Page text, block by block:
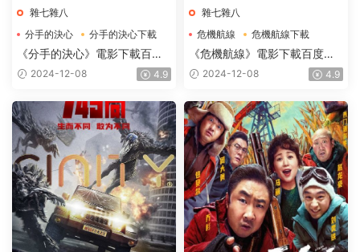
雜七雜八
分手的決心
分手的決心下載
分手的決心電影下載
《分手的決心》電影下載百度
網盤2022_BD韓語中字2GB
2024-12-08 4.9
雜七雜八
危機航線
危機航線下載
危機航線電影下載
《危機航線》電影下載百度網
盤2024_HD國語中英雙字
2024-12-08 4.9